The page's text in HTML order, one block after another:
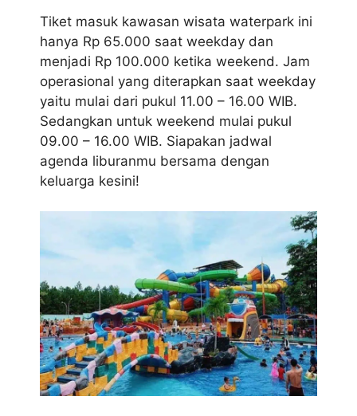
Tiket masuk kawasan wisata waterpark ini
hanya Rp 65.000 saat weekday dan
menjadi Rp 100.000 ketika weekend. Jam
operasional yang diterapkan saat weekday
yaitu mulai dari pukul 11.00 – 16.00 WIB.
Sedangkan untuk weekend mulai pukul
09.00 – 16.00 WIB. Siapakan jadwal
agenda liburanmu bersama dengan
keluarga kesini!